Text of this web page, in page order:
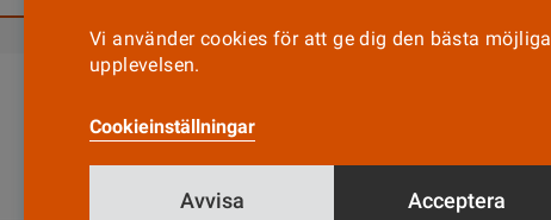
Vi använder cookies för att ge dig den bästa möjliga
upplevelsen.
Cookieinställningar
Avvisa Acceptera